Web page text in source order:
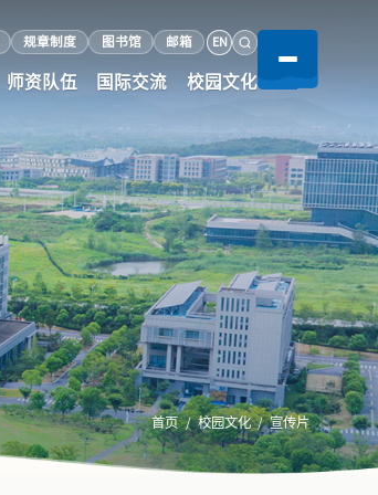
规章制度 图书馆 邮箱 EN
师资队伍 国际交流 校园文化
首页 校园文化 宣传片